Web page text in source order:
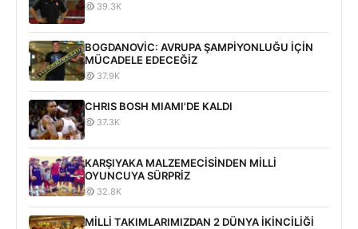
39.3K
BOGDANOVİC: AVRUPA ŞAMPİYONLUĞU İÇİN
MÜCADELE EDECEĞİZ
37.9K
CHRIS BOSH MIAMI'DE KALDI
37.3K
KARŞIYAKA MALZEMECİSİNDEN MİLLİ
OYUNCUYA SÜRPRİZ
32.8K
MİLLİ TAKIMLARIMIZDAN 2 DÜNYA İKİNCİLİĞİ